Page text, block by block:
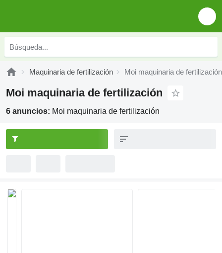
Maquinaria de fertilización Moi maquinaria de fertilización
Moi maquinaria de fertilización
6 anuncios: Moi maquinaria de fertilización